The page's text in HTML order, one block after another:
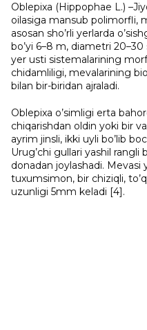
Oblepixa (Hippophae L.)
oilasiga mansub polimorfli,
asosan sho’rli yerlarda
bo’yi 6–8 m, diametri
yer usti sistemalarining
chidamliligi, mevalarining
bilan bir-biridan ajraladi.
Oblepixa o’simligi erta
chiqarishdan oldin yoki bir
ayrim jinsli, ikki uyli bo’lib
Urug’chi gullari yashil rangli
donadan joylashadi. Mevasi
tuxumsimon, bir chiziqli,
uzunligi 5mm keladi [4].